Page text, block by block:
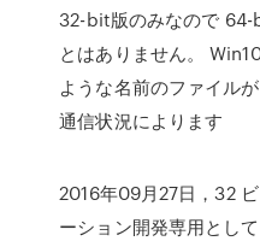
32-bit版のみなので 64-
とはありません。
ような名前のファイル
通信状況によります
2016年09月27日，32
ーション開発専用とし